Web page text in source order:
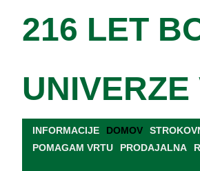
216 LET
INFORMACIJE DOMOV
POMAGAM VRTU
PRODAJALNA